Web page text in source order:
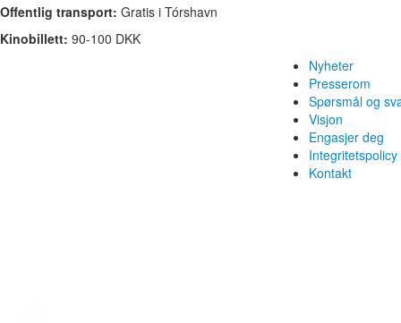
Offentlig transport: Gratis i Tórshavn
Kinobillett: 90-100 DKK
Nyheter
Presserom
Spørsmål og
Visjon
Engasjer deg
Integritetspolicy
Kontakt